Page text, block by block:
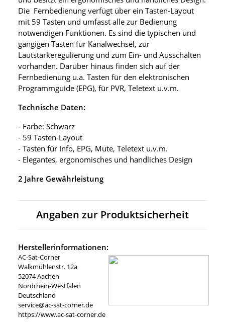
Die Fernbedienung verfügt über ein Tasten-Layout
mit 59 Tasten und umfasst alle zur Bedienung
notwendigen Funktionen. Es sind die typischen und
gängigen Tasten für Kanalwechsel, zur
Lautstärkeregulierung und zum Ein- und Ausschalten
vorhanden. Darüber hinaus finden sich auf der
Fernbedienung u.a. Tasten für den elektronischen
Programmguide (EPG), für PVR, Teletext u.v.m.
Technische Daten:
- Farbe: Schwarz
- 59 Tasten-Layout
- Tasten für Info, EPG, Mute, Teletext u.v.m.
- Elegantes, ergonomisches und handliches Design
2 Jahre Gewährleistung
Angaben zur Produktsicherheit
Herstellerinformationen:
AC-Sat-Corner
Walkmühlenstr. 12a
52074 Aachen
Nordrhein-Westfalen
Deutschland
service@ac-sat-corner.de
https://www.ac-sat-corner.de